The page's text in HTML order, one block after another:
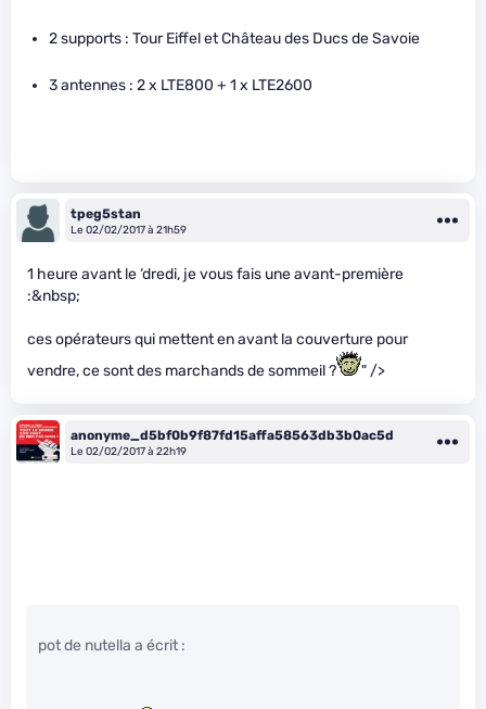
2 supports : Tour Eiffel et Château des Ducs de Savoie
3 antennes : 2 x LTE800 + 1 x LTE2600
tpeg5stan
Le 02/02/2017 à 21h59
1 heure avant le ‘dredi, je vous fais une avant-première
:&nbsp;
ces opérateurs qui mettent en avant la couverture pour
vendre, ce sont des marchands de sommeil ?
" />
anonyme_d5bf0b9f87fd15affa58563db3b0ac5d
Le 02/02/2017 à 22h19
pot de nutella a écrit :